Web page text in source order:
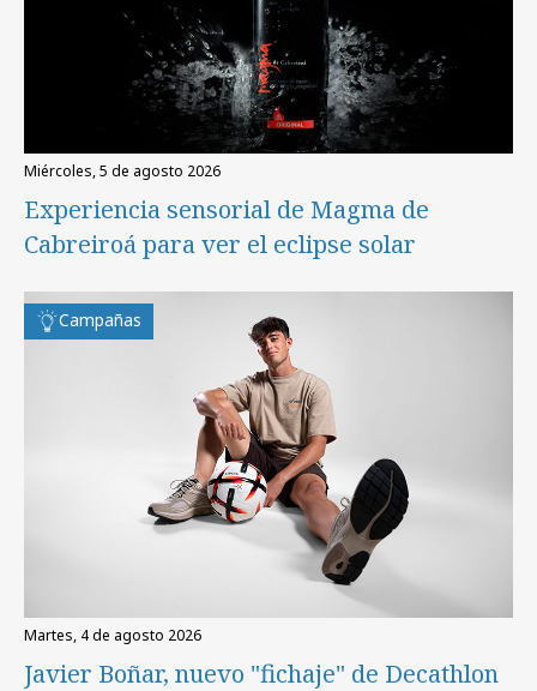
miércoles, 5 de agosto 2026
Experiencia sensorial de Magma de
Cabreiroá para ver el eclipse solar
Campañas
martes, 4 de agosto 2026
Javier Boñar, nuevo "fichaje" de Decathlon